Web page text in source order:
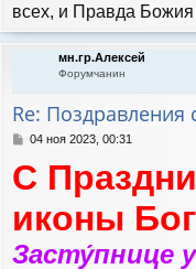
всех, и Правда
мн.гр.Алексей
Форумчанин
Re: Поздравления
С
о
б
е
и
04 ноя 2023, 00:31
С
иконы
Засту́пнице